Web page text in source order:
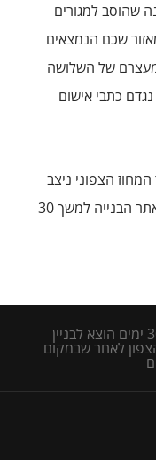
שהוסב למגורים
שכם הנמצאים
מעצרם של השלושה
וביום 13/03/25 הוגשו נגדם כתבי אישום
הצפוני ניצב
מאיר אליהו, חתם על צו סגירה מנהלי לאתר הבנייה למשך 30
צו סגירה למשך 30 ימים הוצא לבניין
לאחר שבמקום